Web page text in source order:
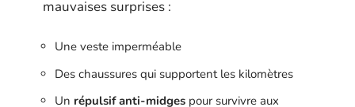
mauvaises surprises :
Une veste imperméable
Des chaussures qui supportent les kilomètres
Un répulsif anti-midges pour survivre aux